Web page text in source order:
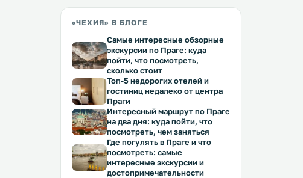
«ЧЕХИЯ» В БЛОГЕ
Самые интересные обзорные
экскурсии по Праге: куда
пойти, что посмотреть,
сколько стоит
Топ-5 недорогих отелей и
гостиниц недалеко от центра
Праги
Интересный маршрут по Праге
на два дня: куда пойти, что
посмотреть, чем заняться
Где погулять в Праге и что
посмотреть: самые
интересные экскурсии и
достопримечательности